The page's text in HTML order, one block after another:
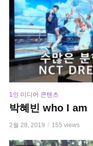
1인 미디어 콘텐츠
박혜빈 who I am
2월 28, 2019 155 views